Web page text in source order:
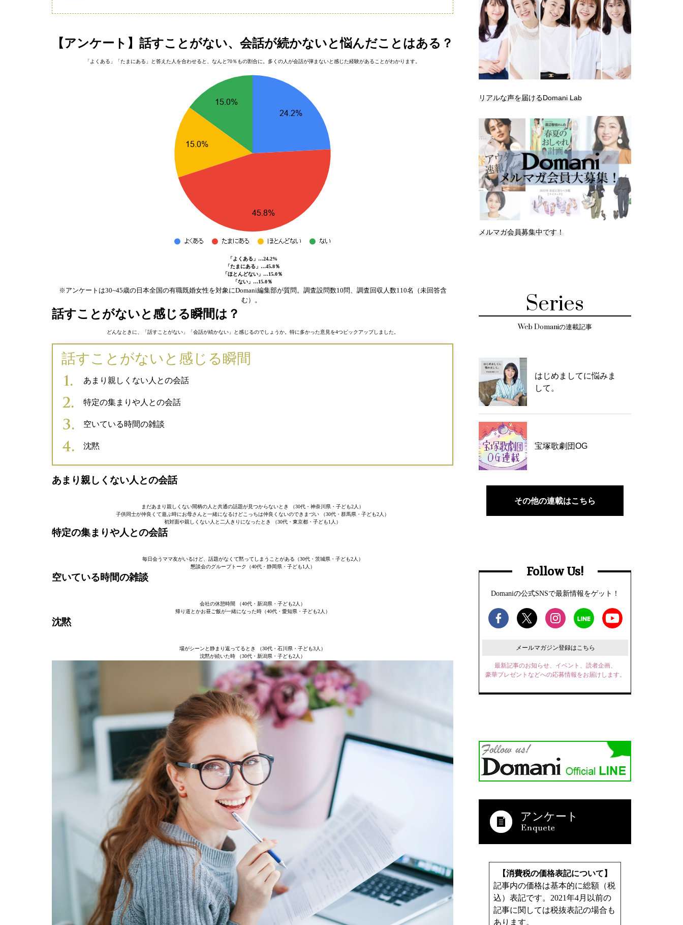
【アンケート】話すことがない、会話が続かないと悩んだことはある？
「よくある」「たまにある」と答えた人を合わせると、なんと70％もの割合に。多くの人が会話が弾まないと感じた経験があることがわかります。
「よくある」…24.2%
「たまにある」…45.8％
「ほとんどない」…15.0％
「ない」…15.0％
※アンケートは30~45歳の日本全国の有職既婚女性を対象にDomani編集部が質問。調査設問数10問、調査回収人数110名（未回答含
む）。
話すことがないと感じる瞬間は？
どんなときに、「話すことがない」「会話が続かない」と感じるのでしょうか。特に多かった意見を4つピックアップしました。
話すことがないと感じる瞬間
あまり親しくない人との会話
特定の集まりや人との会話
空いている時間の雑談
沈黙
あまり親しくない人との会話
まだあまり親しくない間柄の人と共通の話題が見つからないとき （30代・神奈川県・子ども2人）
子供同士が仲良くて遊ぶ時にお母さんと一緒になるけどこっちは仲良くないのできまづい （30代・群馬県・子ども2人）
初対面や親しくない人と二人きりになったとき （30代・東京都・子ども1人）
特定の集まりや人との会話
毎日会うママ友がいるけど、話題がなくて黙ってしまうことがある（30代・茨城県・子ども2人）
懇談会のグループトーク（40代・静岡県・子ども1人）
空いている時間の雑談
会社の休憩時間 （40代・新潟県・子ども2人）
帰り道とかお昼ご飯が一緒になった時（40代・愛知県・子ども2人）
沈黙
場がシーンと静まり返ってるとき （30代・石川県・子ども3人）
沈黙が続いた時 （30代・新潟県・子ども2人）
リアルな声を届けるDomani Lab
メルマガ会員募集中です！
Series
Web Domaniの連載記事
はじめましてに悩みま
して。
宝塚歌劇団OG
その他の連載はこちら
Follow Us!
Domaniの公式SNSで最新情報をゲット！
メールマガジン登録はこちら
最新記事のお知らせ、イベント、読者企画、
豪華プレゼントなどへの応募情報をお届けします。
アンケート
【消費税の価格表記について】
記事内の価格は基本的に総額（税
込）表記です。2021年4月以前の
記事に関しては税抜表記の場合も
あります。